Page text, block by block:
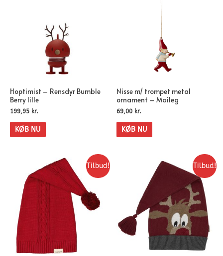
Hoptimist – Rensdyr Bumble
Berry lille
199,95 kr.
KØB NU
Nisse m/ trompet metal
ornament – Maileg
69,00 kr.
KØB NU
Tilbud! Tilbud!